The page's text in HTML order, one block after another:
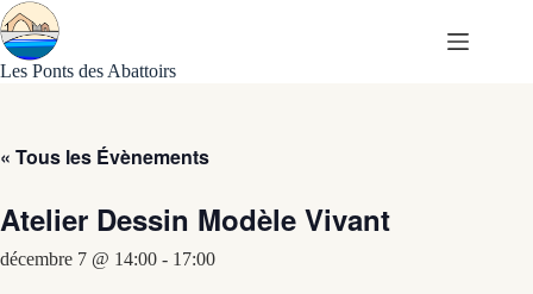
Passer
au
contenu
Les Ponts des Abattoirs
« Tous les Évènements
Atelier Dessin Modèle Vivant
décembre 7 @ 14:00 - 17:00